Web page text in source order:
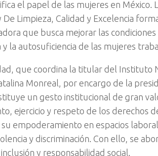
el papel de las mujeres en México.
De Limpieza, Calidad y Excelencia
que busca mejorar las
la autosuficiencia de las mujeres
que coordina la titular del Instituto
Monreal, por encargo de la
un gesto institucional de gran
ejercicio y respeto de los derechos
empoderamiento en espacios
y discriminación. Con ello, se
y responsabilidad social.